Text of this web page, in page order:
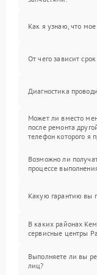
Как я узнаю, что мое
От чего зависит
Диагностика
Может ли вместо
после ремонта
телефон которого я
Возможно ли
процессе
Какую гарантию вы
В каких районах
сервисные центры
Выполняете ли вы
лиц?